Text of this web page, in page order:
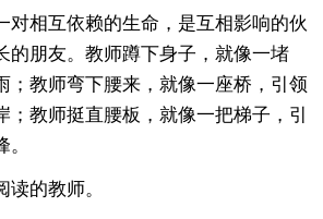
对相互依赖的生命，是互相影响的伙
的朋友。教师蹲下身子，就像一堵
；教师弯下腰来，就像一座桥，引领
；教师挺直腰板，就像一把梯子，引
的教师。